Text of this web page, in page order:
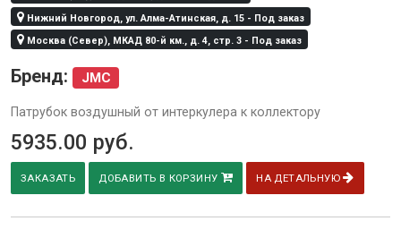
Нижний Новгород, ул. Алма-Атинская, д. 15 - Под заказ
Москва (Север), МКАД 80-й км., д. 4, стр. 3 - Под заказ
Бренд: JMC
Патрубок воздушный от интеркулера к коллектору
5935.00 руб.
ЗАКАЗАТЬ ДОБАВИТЬ В КОРЗИНУ НА ДЕТАЛЬНУЮ